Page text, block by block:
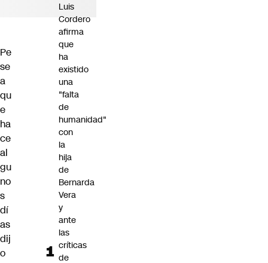
Pe
se
a
qu
e
ha
ce
al
gu
no
s
dí
as
dij
o
Luis
Cordero
afirma
que
ha
existido
una
"falta
de
humanidad"
con
la
hija
de
Bernarda
Vera
y
ante
las
críticas
de